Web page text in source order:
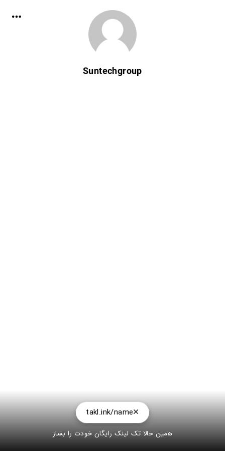
Suntechgroup
takl.ink/name
همین حالا تک لینک رایگان خودت را بساز